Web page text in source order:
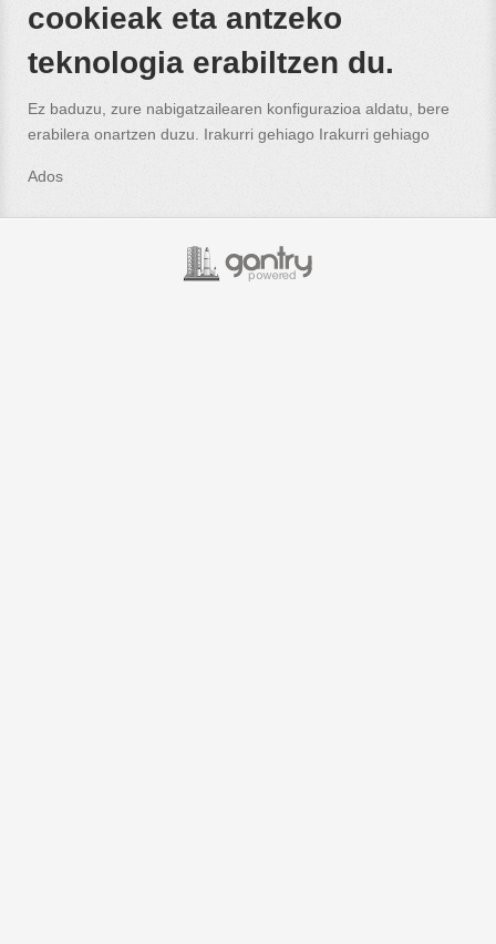
cookieak eta antzeko
teknologia erabiltzen du.
Ez baduzu, zure nabigatzailearen konfigurazioa aldatu, bere
erabilera onartzen duzu. Irakurri gehiago Irakurri gehiago
Ados